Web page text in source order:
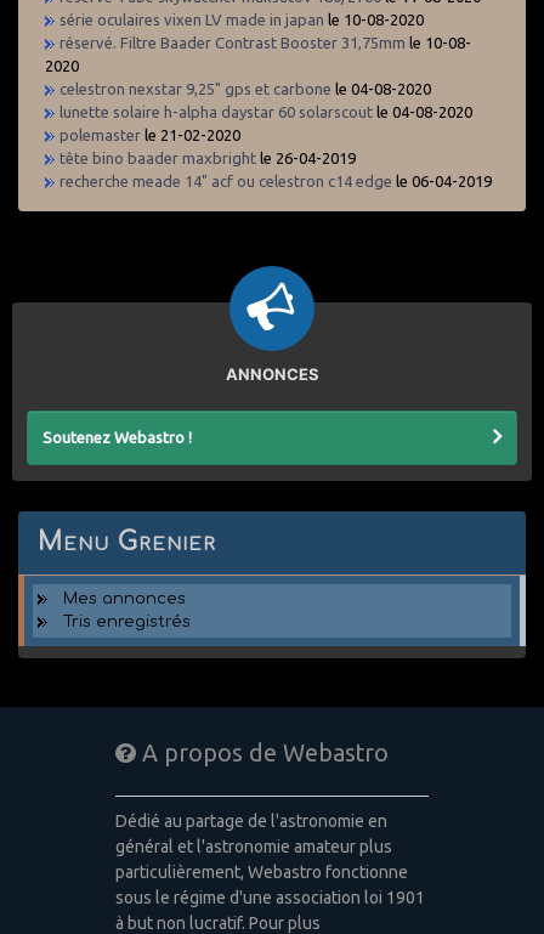
série oculaires vixen LV made in japan le 10-08-2020
réservé. Filtre Baader Contrast Booster 31,75mm le 10-08-
2020
celestron nexstar 9,25" gps et carbone le 04-08-2020
lunette solaire h-alpha daystar 60 solarscout le 04-08-2020
polemaster le 21-02-2020
tête bino baader maxbright le 26-04-2019
recherche meade 14" acf ou celestron c14 edge le 06-04-2019
ANNONCES
Soutenez Webastro !
Menu Grenier
Mes annonces
Tris enregistrés
A propos de Webastro
Dédié au partage de l'astronomie en
général et l'astronomie amateur plus
particulièrement, Webastro fonctionne
sous le régime d'une association loi 1901
à but non lucratif. Pour plus